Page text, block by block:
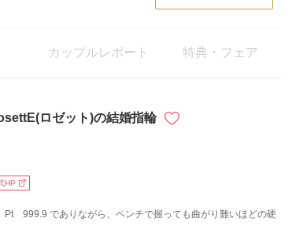
カップルレポート 特典・フェア
ロゼット)の結婚指輪
HP
999.9 でありながら、ペンチで握っても曲がり難いほどの硬